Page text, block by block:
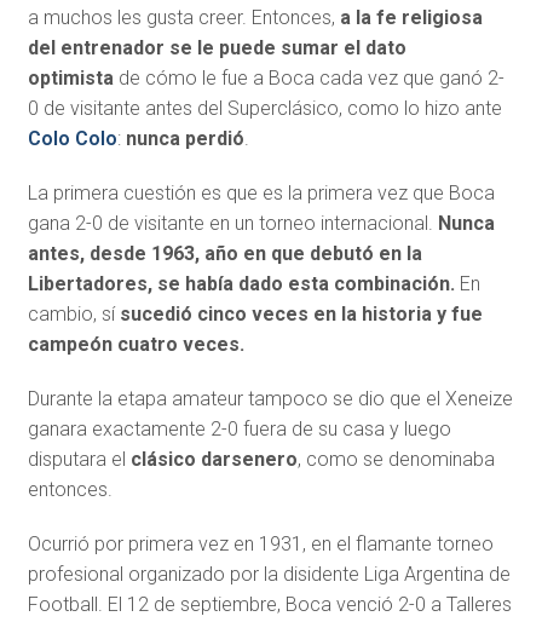
a muchos les gusta creer. Entonces, a la fe religiosa
del entrenador se le puede sumar el dato
optimistade cómo le fue a Boca cada vez que ganó 2-
0 de visitante antes del Superclásico, como lo hizo ante
Colo Colo: nunca perdió.
La primera cuestión es que es la primera vez que Boca
gana 2-0 de visitante en un torneo internacional. Nunca
antes, desde 1963, año en que debutó en la
Libertadores, se había dado esta combinación. En
cambio, sí sucedió cinco veces en la historia y fue
campeón cuatro veces.
Durante la etapa amateur tampoco se dio que el Xeneize
ganara exactamente 2-0 fuera de su casa y luego
disputara el clásico darsenero, como se denominaba
entonces.
Ocurrió por primera vez en 1931, en el flamante torneo
profesional organizado por la disidente Liga Argentina de
Football. El 12 de septiembre, Boca venció 2-0 a Talleres